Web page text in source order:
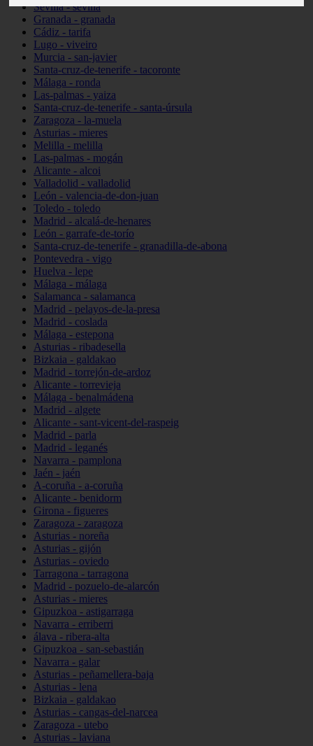
Sevilla - sevilla
Granada - granada
Cádiz - tarifa
Lugo - viveiro
Murcia - san-javier
Santa-cruz-de-tenerife - tacoronte
Málaga - ronda
Las-palmas - yaiza
Santa-cruz-de-tenerife - santa-úrsula
Zaragoza - la-muela
Asturias - mieres
Melilla - melilla
Las-palmas - mogán
Alicante - alcoi
Valladolid - valladolid
León - valencia-de-don-juan
Toledo - toledo
Madrid - alcalá-de-henares
León - garrafe-de-torío
Santa-cruz-de-tenerife - granadilla-de-abona
Pontevedra - vigo
Huelva - lepe
Málaga - málaga
Salamanca - salamanca
Madrid - pelayos-de-la-presa
Madrid - coslada
Málaga - estepona
Asturias - ribadesella
Bizkaia - galdakao
Madrid - torrejón-de-ardoz
Alicante - torrevieja
Málaga - benalmádena
Madrid - algete
Alicante - sant-vicent-del-raspeig
Madrid - parla
Madrid - leganés
Navarra - pamplona
Jaén - jaén
A-coruña - a-coruña
Alicante - benidorm
Girona - figueres
Zaragoza - zaragoza
Asturias - noreña
Asturias - gijón
Asturias - oviedo
Tarragona - tarragona
Madrid - pozuelo-de-alarcón
Asturias - mieres
Gipuzkoa - astigarraga
Navarra - erriberri
álava - ribera-alta
Gipuzkoa - san-sebastián
Navarra - galar
Asturias - peñamellera-baja
Asturias - lena
Bizkaia - galdakao
Asturias - cangas-del-narcea
Zaragoza - utebo
Asturias - laviana